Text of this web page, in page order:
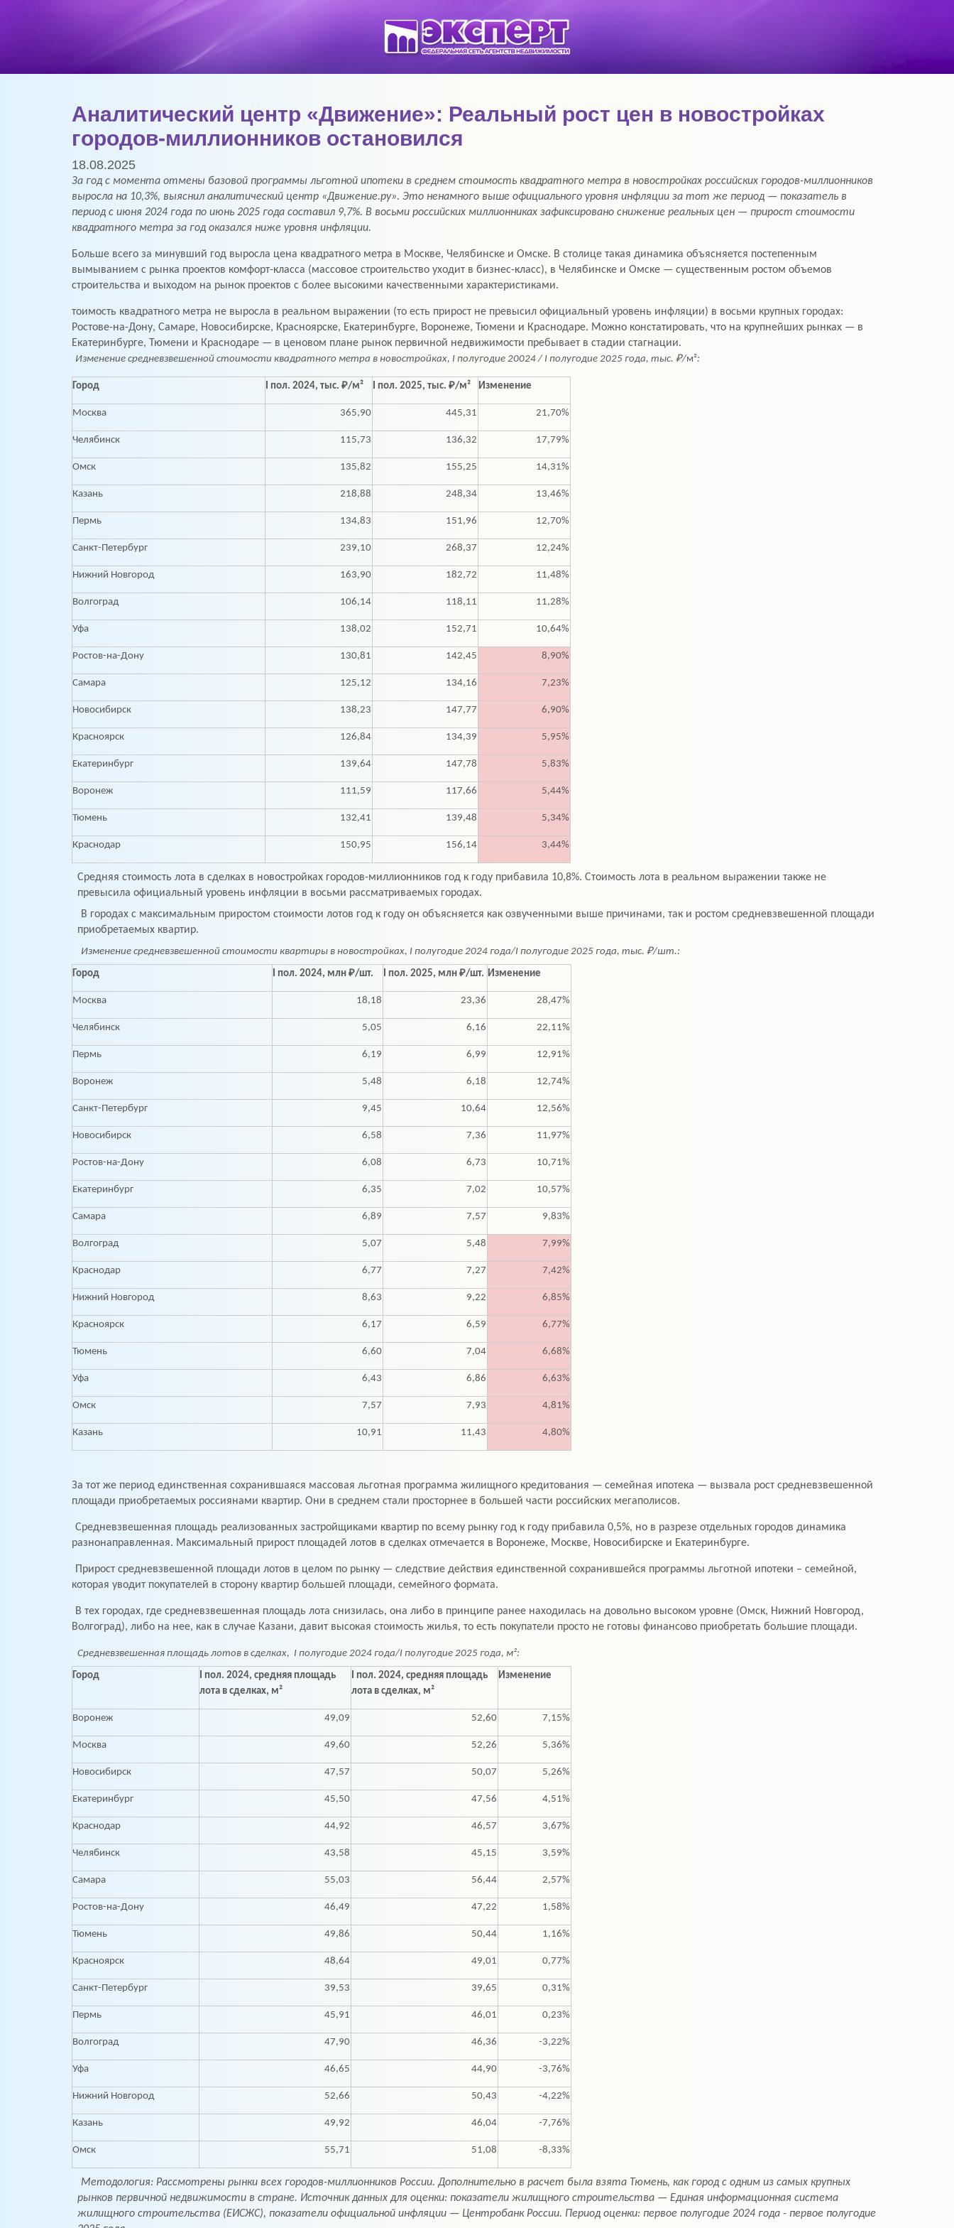
Аналитический центр «Движение»: Реальный рост цен в новостройках
городов-миллионников остановился
18.08.2025
За год с момента отмены базовой программы льготной ипотеки в среднем стоимость квадратного метра в новостройках российских городов-миллионников
выросла на 10,3%, выяснил аналитический центр «Движение.ру». Это ненамного выше официального уровня инфляции за тот же период — показатель в
период с июня 2024 года по июнь 2025 года составил 9,7%. В восьми российских миллионниках зафиксировано снижение реальных цен — прирост стоимости
квадратного метра за год оказался ниже уровня инфляции.
Больше всего за минувший год выросла цена квадратного метра в Москве, Челябинске и Омске. В столице такая динамика объясняется постепенным
вымыванием с рынка проектов комфорт-класса (массовое строительство уходит в бизнес-класс), в Челябинске и Омске — существенным ростом объемов
строительства и выходом на рынок проектов с более высокими качественными характеристиками.
тоимость квадратного метра не выросла в реальном выражении (то есть прирост не превысил официальный уровень инфляции) в восьми крупных городах:
Ростове-на-Дону, Самаре, Новосибирске, Красноярске, Екатеринбурге, Воронеже, Тюмени и Краснодаре. Можно констатировать, что на крупнейших рынках — в
Екатеринбурге, Тюмени и Краснодаре — в ценовом плане рынок первичной недвижимости пребывает в стадии стагнации.
Изменение средневзвешенной стоимости квадратного метра в новостройках, I полугодие 20024 / I полугодие 2025 года, тыс. ₽/м²:
Город I пол. 2024, тыс. ₽/м² I пол. 2025, тыс. ₽/м² Изменение
Москва 365,90 445,31 21,70%
Челябинск 115,73 136,32 17,79%
Омск 135,82 155,25 14,31%
Казань 218,88 248,34 13,46%
Пермь 134,83 151,96 12,70%
Санкт-Петербург 239,10 268,37 12,24%
Нижний Новгород 163,90 182,72 11,48%
Волгоград 106,14 118,11 11,28%
Уфа 138,02 152,71 10,64%
Ростов-на-Дону 130,81 142,45 8,90%
Самара 125,12 134,16 7,23%
Новосибирск 138,23 147,77 6,90%
Красноярск 126,84 134,39 5,95%
Екатеринбург 139,64 147,78 5,83%
Воронеж 111,59 117,66 5,44%
Тюмень 132,41 139,48 5,34%
Краснодар 150,95 156,14 3,44%
Средняя стоимость лота в сделках в новостройках городов-миллионников год к году прибавила 10,8%. Стоимость лота в реальном выражении также не
превысила официальный уровень инфляции в восьми рассматриваемых городах.
В городах с максимальным приростом стоимости лотов год к году он объясняется как озвученными выше причинами, так и ростом средневзвешенной площади
приобретаемых квартир.
Изменение средневзвешенной стоимости квартиры в новостройках, I полугодие 2024 года/I полугодие 2025 года, тыс. ₽/шт.:
Город I пол. 2024, млн ₽/шт. I пол. 2025, млн ₽/шт. Изменение
Москва 18,18 23,36 28,47%
Челябинск 5,05 6,16 22,11%
Пермь 6,19 6,99 12,91%
Воронеж 5,48 6,18 12,74%
Санкт-Петербург 9,45 10,64 12,56%
Новосибирск 6,58 7,36 11,97%
Ростов-на-Дону 6,08 6,73 10,71%
Екатеринбург 6,35 7,02 10,57%
Самара 6,89 7,57 9,83%
Волгоград 5,07 5,48 7,99%
Краснодар 6,77 7,27 7,42%
Нижний Новгород 8,63 9,22 6,85%
Красноярск 6,17 6,59 6,77%
Тюмень 6,60 7,04 6,68%
Уфа 6,43 6,86 6,63%
Омск 7,57 7,93 4,81%
Казань 10,91 11,43 4,80%
За тот же период единственная сохранившаяся массовая льготная программа жилищного кредитования — семейная ипотека — вызвала рост средневзвешенной
площади приобретаемых россиянами квартир. Они в среднем стали просторнее в большей части российских мегаполисов.
Средневзвешенная площадь реализованных застройщиками квартир по всему рынку год к году прибавила 0,5%, но в разрезе отдельных городов динамика
разнонаправленная. Максимальный прирост площадей лотов в сделках отмечается в Воронеже, Москве, Новосибирске и Екатеринбурге.
Прирост средневзвешенной площади лотов в целом по рынку — следствие действия единственной сохранившейся программы льготной ипотеки – семейной,
которая уводит покупателей в сторону квартир большей площади, семейного формата.
В тех городах, где средневзвешенная площадь лота снизилась, она либо в принципе ранее находилась на довольно высоком уровне (Омск, Нижний Новгород,
Волгоград), либо на нее, как в случае Казани, давит высокая стоимость жилья, то есть покупатели просто не готовы финансово приобретать большие площади.
Средневзвешенная площадь лотов в сделках, I полугодие 2024 года/I полугодие 2025 года, м²:
Город
I пол. 2024, средняя площадь
лота в сделках, м²
I пол. 2024, средняя площадь
лота в сделках, м²
Изменение
Воронеж 49,09 52,60 7,15%
Москва 49,60 52,26 5,36%
Новосибирск 47,57 50,07 5,26%
Екатеринбург 45,50 47,56 4,51%
Краснодар 44,92 46,57 3,67%
Челябинск 43,58 45,15 3,59%
Самара 55,03 56,44 2,57%
Ростов-на-Дону 46,49 47,22 1,58%
Тюмень 49,86 50,44 1,16%
Красноярск 48,64 49,01 0,77%
Санкт-Петербург 39,53 39,65 0,31%
Пермь 45,91 46,01 0,23%
Волгоград 47,90 46,36 -3,22%
Уфа 46,65 44,90 -3,76%
Нижний Новгород 52,66 50,43 -4,22%
Казань 49,92 46,04 -7,76%
Омск 55,71 51,08 -8,33%
Методология: Рассмотрены рынки всех городов-миллионников России. Дополнительно в расчет была взята Тюмень, как город с одним из самых крупных
рынков первичной недвижимости в стране. Источник данных для оценки: показатели жилищного строительства — Единая информационная система
жилищного строительства (ЕИСЖС), показатели официальной инфляции — Центробанк России. Период оценки: первое полугодие 2024 года - первое полугодие